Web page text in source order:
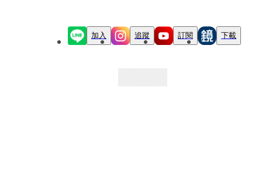
加入 追蹤 訂閱 下載